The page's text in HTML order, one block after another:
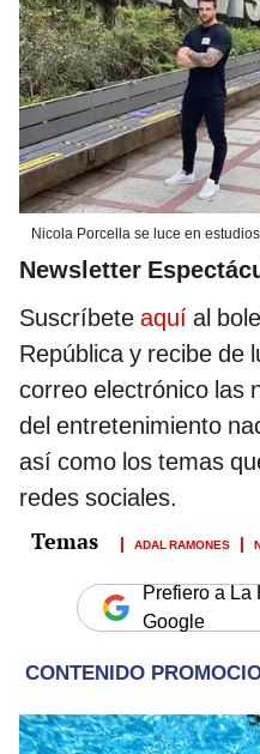
Nicola Porcella se luce en
Newsletter
Suscríbete aquí al
República y recibe de
correo electrónico las
del entretenimiento
así como los temas
redes sociales.
ADAL RAMONES
Prefiero a La
Google